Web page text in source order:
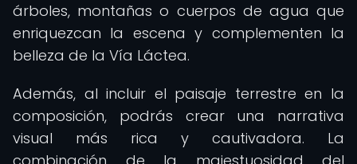
árboles, montañas o cuerpos de agua que
enriquezcan la escena y complementen la
belleza de la Vía Láctea.
Además, al incluir el paisaje terrestre en la
composición, podrás crear una narrativa
visual más rica y cautivadora. La